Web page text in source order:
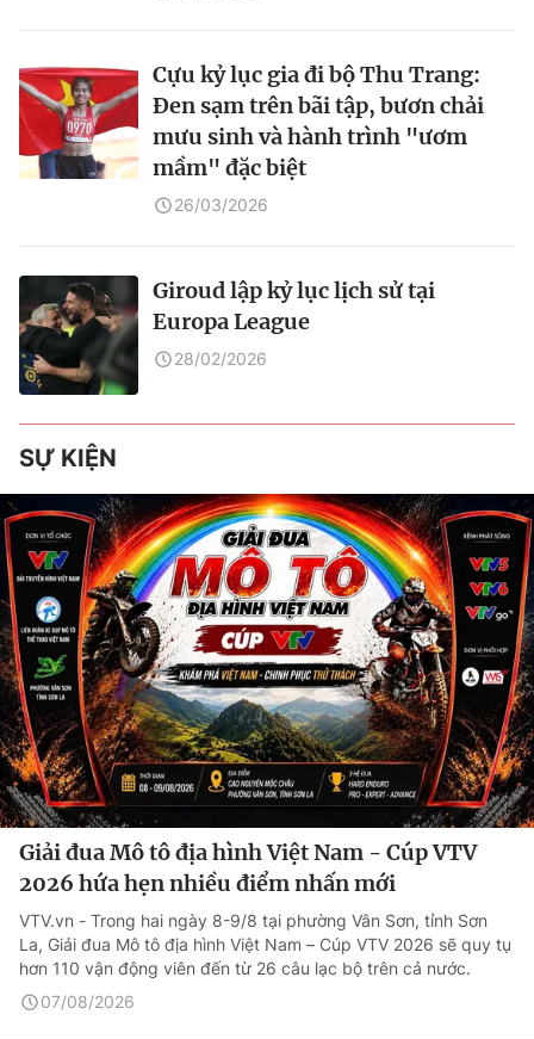
Cựu kỷ lục gia đi bộ Thu Trang:
Đen sạm trên bãi tập, bươn chải
mưu sinh và hành trình "ươm
mầm" đặc biệt
26/03/2026
Giroud lập kỷ lục lịch sử tại
Europa League
28/02/2026
SỰ KIỆN
Giải đua Mô tô địa hình Việt Nam - Cúp VTV
2026 hứa hẹn nhiều điểm nhấn mới
VTV.vn - Trong hai ngày 8-9/8 tại phường Vân Sơn, tỉnh Sơn
La, Giải đua Mô tô địa hình Việt Nam – Cúp VTV 2026 sẽ quy tụ
hơn 110 vận động viên đến từ 26 câu lạc bộ trên cả nước.
07/08/2026